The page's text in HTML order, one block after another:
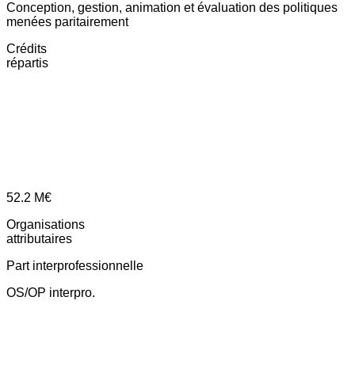
Conception, gestion, animation et évaluation des politiques
menées paritairement
Crédits
répartis
52.2 M€
Organisations
attributaires
Part interprofessionnelle
OS/OP interpro.